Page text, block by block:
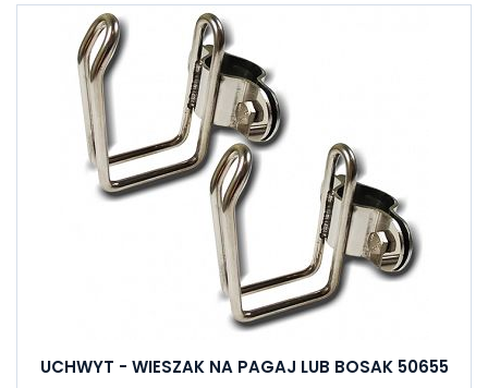
UCHWYT - WIESZAK NA PAGAJ LUB BOSAK 50655